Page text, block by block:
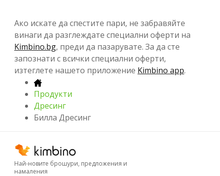
Ако искате да спестите пари, не забравяйте
винаги да разглеждате специални оферти на
Kimbino.bg, преди да пазарувате. За да сте
запознати с всички специални оферти,
изтеглете нашето приложение Kimbino app.
Продукти
Дресинг
Билла Дресинг
Най-новите брошури, предложения и
намаления